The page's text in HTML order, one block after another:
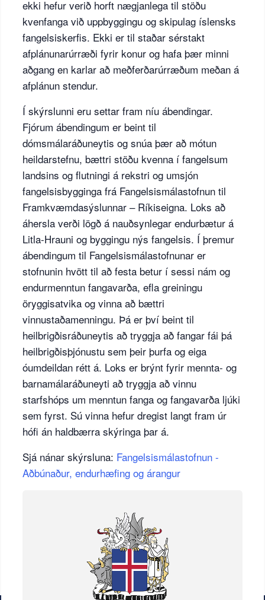
ekki hefur verið horft nægjanlega til stöðu
kvenfanga við uppbyggingu og skipulag íslensks
fangelsiskerfis. Ekki er til staðar sérstakt
afplánunarúrræði fyrir konur og hafa þær minni
aðgang en karlar að meðferðarúrræðum meðan á
afplánun stendur.
Í skýrslunni eru settar fram níu ábendingar.
Fjórum ábendingum er beint til
dómsmálaráðuneytis og snúa þær að mótun
heildarstefnu, bættri stöðu kvenna í fangelsum
landsins og flutningi á rekstri og umsjón
fangelsisbygginga frá Fangelsismálastofnun til
Framkvæmdasýslunnar – Ríkiseigna. Loks að
áhersla verði lögð á nauðsynlegar endurbætur á
Litla-Hrauni og byggingu nýs fangelsis. Í þremur
ábendingum til Fangelsismálastofnunar er
stofnunin hvött til að festa betur í sessi nám og
endurmenntun fangavarða, efla greiningu
öryggisatvika og vinna að bættri
vinnustaðamenningu. Þá er því beint til
heilbrigðisráðuneytis að tryggja að fangar fái þá
heilbrigðisþjónustu sem þeir þurfa og eiga
óumdeildan rétt á. Loks er brýnt fyrir mennta- og
barnamálaráðuneyti að tryggja að vinnu
starfshóps um menntun fanga og fangavarða ljúki
sem fyrst. Sú vinna hefur dregist langt fram úr
hófi án haldbærra skýringa þar á.
Sjá nánar skýrsluna: Fangelsismálastofnun -
Aðbúnaður, endurhæfing og árangur